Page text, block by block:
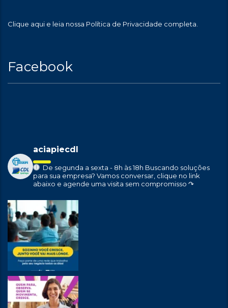
Clique aqui e leia nossa Política de Privacidade completa.
Facebook
aciapiecdl
De segunda a sexta - 8h às 18h Buscando soluções
para sua empresa? Vamos conversar, clique no link
abaixo e agende uma visita sem compromisso ↷